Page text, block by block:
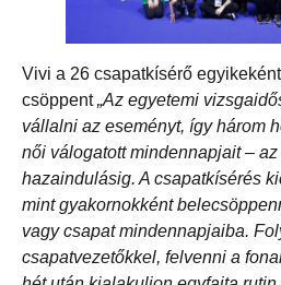
Vivi a 26 csapatkísérő
csöppent„Az egyetemi
vállalni az eseményt, így három
női válogatott mindennapjait –
hazaindulásig. A csapatkísérés
mint gyakornokként
vagy csapat mindennapjaiba.
csapatvezetőkkel, felvenni a